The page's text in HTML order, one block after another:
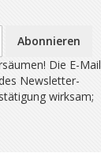
Abonnieren
Die E-Mail
Newsletter-
wirksam;